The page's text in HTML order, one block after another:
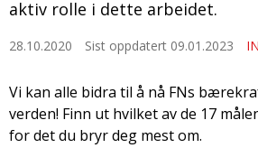
aktiv rolle i dette arbeidet.
28.10.2020 Sist oppdatert 09.01.2023
Vi kan alle bidra til å nå FNs
verden! Finn ut hvilket av de 17
for det du bryr deg mest om.